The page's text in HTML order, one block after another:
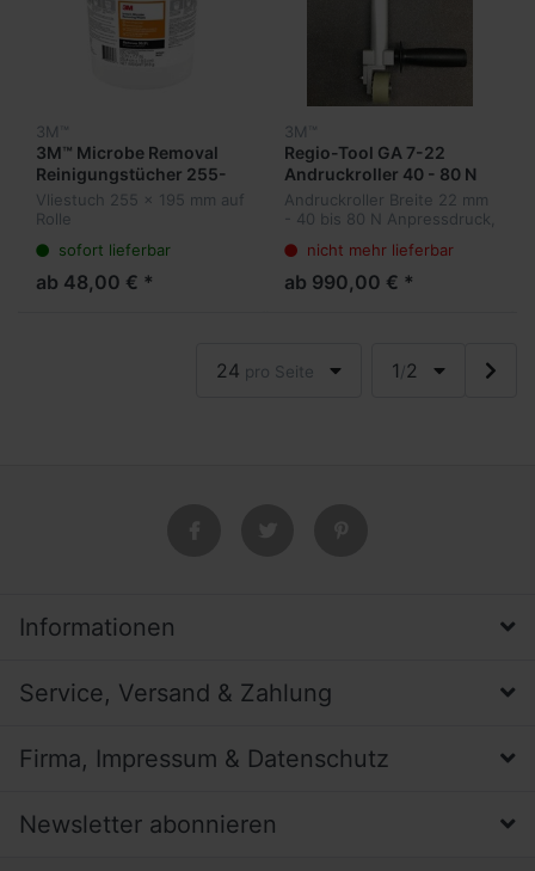
3M™
3M™ Microbe Removal
Reinigungstücher 255-
195
Vliestuch 255 x 195 mm auf
Rolle
sofort lieferbar
ab 48,00 € *
3M™
Regio-Tool GA 7-22
Andruckroller 40 - 80 N
Andruckroller Breite 22 mm
- 40 bis 80 N Anpressdruck,
Aluminium-Gehäuse -
ALTERNATIVE verfügbar
nicht mehr lieferbar
ab 990,00 € *
24 pro Seite 1/2
Informationen
Service, Versand & Zahlung
Firma, Impressum & Datenschutz
Newsletter abonnieren